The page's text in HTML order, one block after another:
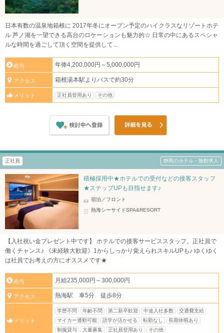
日本有数の温泉地箱根に 2017年冬にオープン予定のハイクラスなリゾートホテ
ル 芦ノ湖を一望できる高台のロケーションも魅力的☆ 日常の中にあるスペシャ
ルな時間を過ごして頂く空間を提供して...
給与 年俸4,200,000円～5,000,000円
アクセス 箱根湯本駅よりバスで約30分
メリット 正社員登用あり その他
正社員 静岡のホテル・旅館求人
積極採用中★ホテルでの受付などの接客スタッフ
★ステップUPも目指せます♪
宿泊／フロント
熱海シーサイドSPA&RESORT
【入社祝い金プレゼント中です】 ホテルでの接客サービススタッフ。正社員で
働くチャンス♪ 《未経験大歓迎》1からしっかり覚えられスキルUPも♪ ゆくゆく
は社員でお考えの方にオススメです★
給与 月給235,000円～300,000円
アクセス 熱海駅 車5分 徒歩8分
メリット
学歴不問 年齢不問 第二新卒歓迎 中途入社多数
交通費支給
マイカー通勤可能
語学が活かせる 転勤なし
長期休暇あり
制服貸与
大量募集 正社員登用あり その他